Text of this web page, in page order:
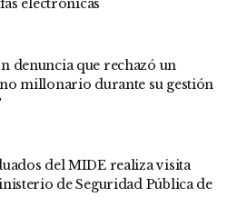
electrónicas
denuncia que rechazó un
millonario durante su gestión
del MIDE realiza visita
de Seguridad Pública de